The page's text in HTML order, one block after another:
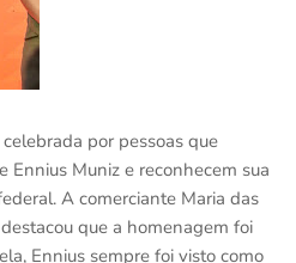
por pessoas que
Ennius Muniz e reconhecem sua
A comerciante Maria das
que a homenagem foi
Ennius sempre foi visto como